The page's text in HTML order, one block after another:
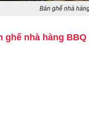
Bàn ghế nhà
ghế nhà hàng BBQ